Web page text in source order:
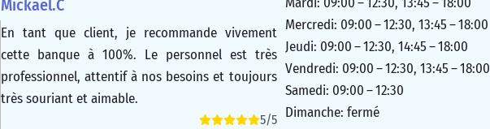
Mickael.C
En tant que client, je recommande vivement
cette banque à 100%. Le personnel est très
professionnel, attentif à nos besoins et toujours
très souriant et aimable.
5/5
Mercredi: 09:00 – 12:30, 13:45 – 18:00
Jeudi: 09:00 – 12:30, 14:45 – 18:00
Vendredi: 09:00 – 12:30, 13:45 – 18:00
Samedi: 09:00 – 12:30
Dimanche: fermé